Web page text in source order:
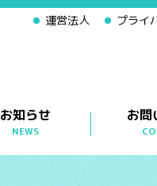
運営法人 プライ
お知らせ
NEWS
お問